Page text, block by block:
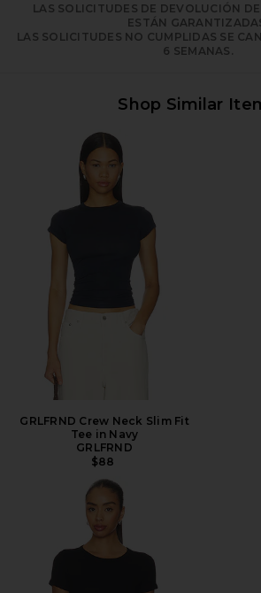
LAS SOLICITUDES DE DEVOLUCIÓN
ESTÁN
LAS SOLICITUDES NO CUMPLIDAS SE
6 SEMANAS.
Shop Similar
GRLFRND Crew Neck Slim Fit
Tee in Navy
GRLFRND
$88